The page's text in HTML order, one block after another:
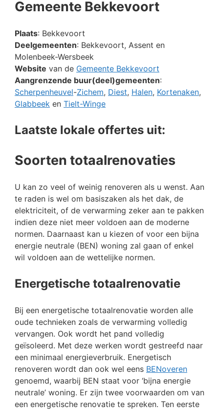
Gemeente Bekkevoort
Plaats: Bekkevoort
Deelgemeenten: Bekkevoort, Assent en
Molenbeek-Wersbeek
Website van de Gemeente Bekkevoort
Aangrenzende buur(deel)gemeenten:
Scherpenheuvel-Zichem, Diest, Halen, Kortenaken,
Glabbeek en Tielt-Winge
Laatste lokale offertes uit:
Soorten totaalrenovaties
U kan zo veel of weinig renoveren als u wenst. Aan
te raden is wel om basiszaken als het dak, de
elektriciteit, of de verwarming zeker aan te pakken
indien deze niet meer voldoen aan de moderne
normen. Daarnaast kan u kiezen of voor een bijna
energie neutrale (BEN) woning zal gaan of enkel
wil voldoen aan de wettelijke normen.
Energetische totaalrenovatie
Bij een energetische totaalrenovatie worden alle
oude technieken zoals de verwarming volledig
vervangen. Ook wordt het pand volledig
geïsoleerd. Met deze werken wordt gestreefd naar
een minimaal energieverbruik. Energetisch
renoveren wordt dan ook wel eens BENoveren
genoemd, waarbij BEN staat voor ‘bijna energie
neutrale’ woning. Er zijn twee voorwaarden om van
een energetische renovatie te spreken. Ten eerste